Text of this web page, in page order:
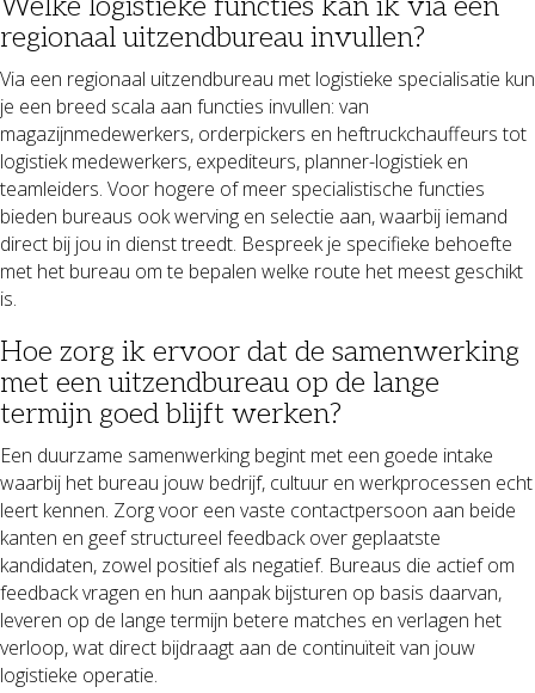
regionaal uitzendbureau invullen?
Via een regionaal uitzendbureau met logistieke specialisatie kun
je een breed scala aan functies invullen: van
magazijnmedewerkers, orderpickers en heftruckchauffeurs tot
logistiek medewerkers, expediteurs, planner-logistiek en
teamleiders. Voor hogere of meer specialistische functies
bieden bureaus ook werving en selectie aan, waarbij iemand
direct bij jou in dienst treedt. Bespreek je specifieke behoefte
met het bureau om te bepalen welke route het meest geschikt
is.
Hoe zorg ik ervoor dat de samenwerking
met een uitzendbureau op de lange
termijn goed blijft werken?
Een duurzame samenwerking begint met een goede intake
waarbij het bureau jouw bedrijf, cultuur en werkprocessen echt
leert kennen. Zorg voor een vaste contactpersoon aan beide
kanten en geef structureel feedback over geplaatste
kandidaten, zowel positief als negatief. Bureaus die actief om
feedback vragen en hun aanpak bijsturen op basis daarvan,
leveren op de lange termijn betere matches en verlagen het
verloop, wat direct bijdraagt aan de continuïteit van jouw
logistieke operatie.